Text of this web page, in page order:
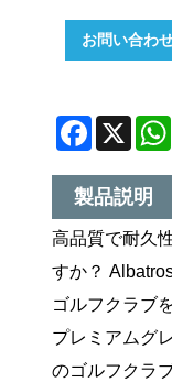
お問い合わ
X
製品説明
高品質で耐久
すか？
ゴルフクラブ
プレミアムグ
のゴルフクラ